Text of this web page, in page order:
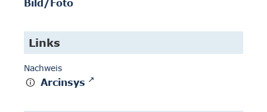
Bild/Foto
Links
Nachweis
Arcinsys